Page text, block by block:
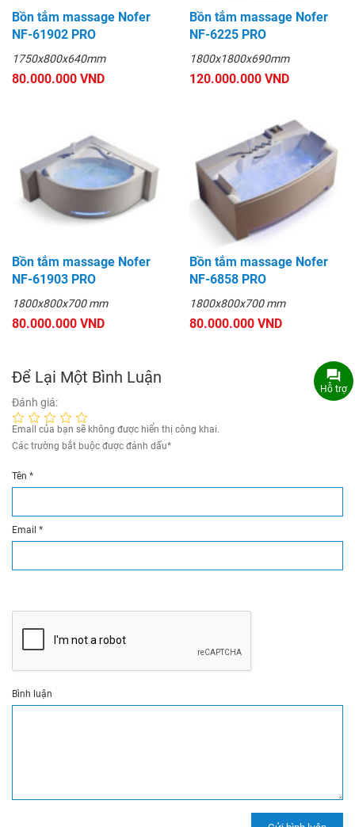
Bồn tắm massage Nofer
NF-61902 PRO
1750x800x640mm
80.000.000 VND
Bồn tắm massage Nofer
NF-6225 PRO
1800x1800x690mm
120.000.000 VND
Bồn tắm massage Nofer
NF-61903 PRO
1800x800x700 mm
80.000.000 VND
Bồn tắm massage Nofer
NF-6858 PRO
1800x800x700 mm
80.000.000 VND
Để Lại Một Bình Luận
Đánh giá:
Email của bạn sẽ không được hiển thị công khai.
Các trường bắt buộc được đánh dấu*
Tên *
Email *
Bình luận
Hỗ trợ